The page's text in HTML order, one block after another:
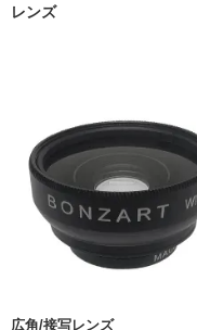
レンズ
広角/接写レンズ